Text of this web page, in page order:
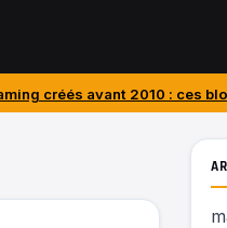
2010 : ces blogs jeux vidéo